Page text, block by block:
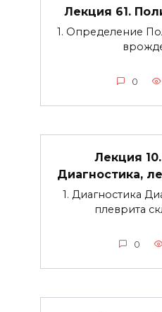
Лекция 61.
1. Определение
0
Лекция
Диагностика,
1. Диагностика
плеврита
0